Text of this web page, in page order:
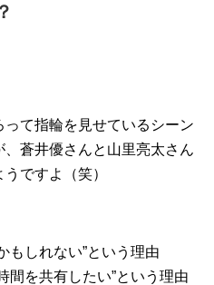
て指輪を見せているシーン
蒼井優さんと山里亮太さん
ですよ（笑）
もしれない”という理由
間を共有したい”という理由